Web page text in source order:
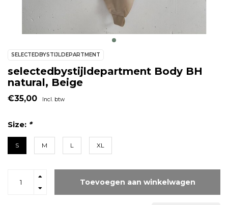
SELECTEDBYSTIJLDEPARTMENT
selectedbystijldepartment Body BH
natural, Beige
€35,00 Incl. btw
Size: *
S M L XL
Toevoegen aan winkelwagen